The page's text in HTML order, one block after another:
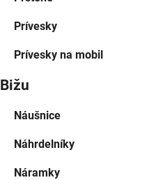
Prívesky
Prívesky na mobil
Bižu
Náušnice
Náhrdelníky
Náramky